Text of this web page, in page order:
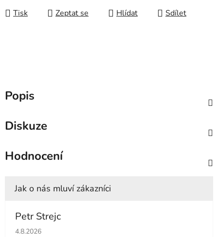
Tisk Zeptat se Hlídat Sdílet
Popis
Diskuze
Hodnocení
Petr Strejc
Hodnocení obchodu je 5 z 5 hvězdiček.
4.8.2026